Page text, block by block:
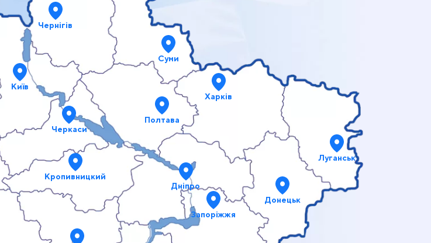
Київ
Черкаси
Кропивницкий
Запоріжжя
Дніпро
Полтава
Харків
Суми
Чернігів
Луганськ
Донецьк